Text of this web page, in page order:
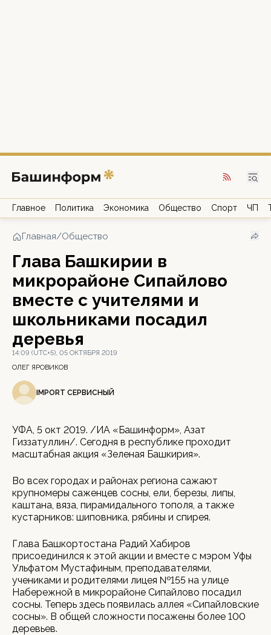
Главное Политика Экономика Общество Спорт ЧП
Главная/Общество
Глава Башкирии в
микрорайоне Сипайлово
вместе с учителями и
школьниками посадил
деревья
14:09 (UTC+5), 05 ОКТЯБРЯ 2019
ОЛЕГ ЯРОВИКОВ
IMPORT СЕРВИСНЫЙ
УФА, 5 окт 2019. /ИА «Башинформ», Азат
Гиззатуллин/. Сегодня в республике проходит
масштабная акция «Зеленая Башкирия».
Во всех городах и районах региона сажают
крупномеры саженцев сосны, ели, березы, липы,
каштана, вяза, пирамидального тополя, а также
кустарников: шиповника, рябины и спирея.
Глава Башкортостана Радий Хабиров
присоединился к этой акции и вместе с мэром Уфы
Ульфатом Мустафиным, преподавателями,
учениками и родителями лицея №155 на улице
Набережной в микрорайоне Сипайлово посадил
сосны. Теперь здесь появилась аллея «Сипайловские
сосны». В общей сложности посажены более 100
деревьев.